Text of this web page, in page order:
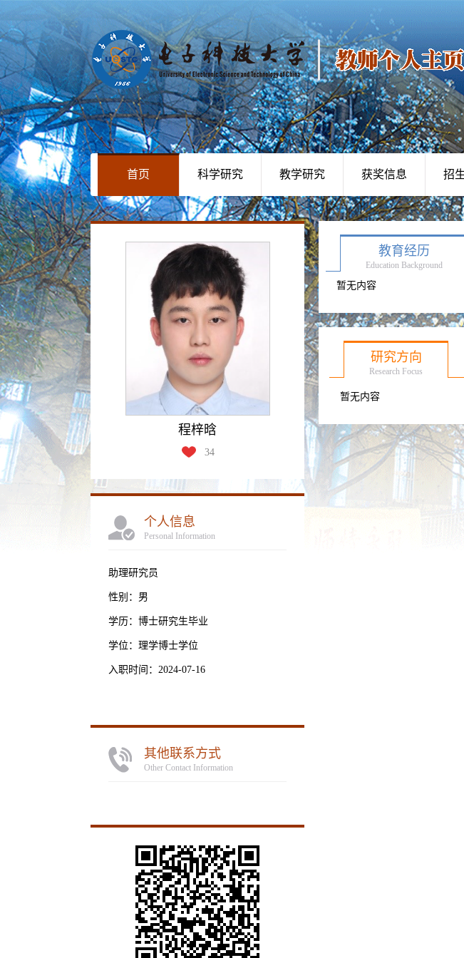
首页 科学研究 教学研究 获奖信息 招
程梓晗
34
个人信息
Personal Information
助理研究员
性别：男
学历：博士研究生毕业
学位：理学博士学位
入职时间：2024-07-16
其他联系方式
Other Contact Information
教育经历
Education Background
暂无内容
研究方向
Research Focus
暂无内容